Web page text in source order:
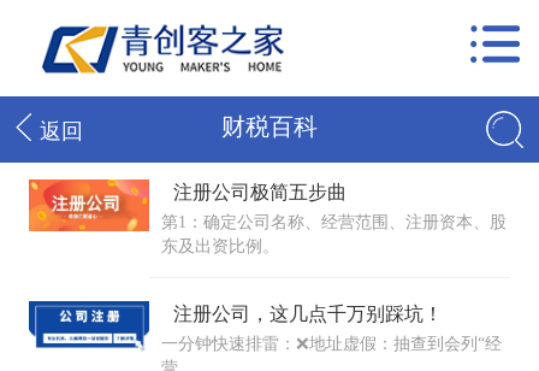
返回 财税百科
注册公司极简五步曲
第1：确定公司名称、经营范围、注册资本、股
东及出资比例。
注册公司，这几点千万别踩坑！
一分钟快速排雷： ​❌地址虚假：抽查到会列“经